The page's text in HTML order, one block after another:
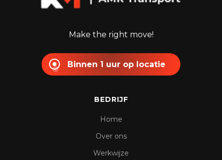
Make the right move!
Binnen 1 uur op locatie
BEDRIJF
Home
Over ons
Werkwijze